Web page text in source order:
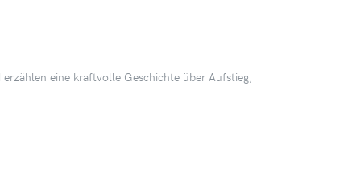
eine kraftvolle Geschichte über Aufstieg,